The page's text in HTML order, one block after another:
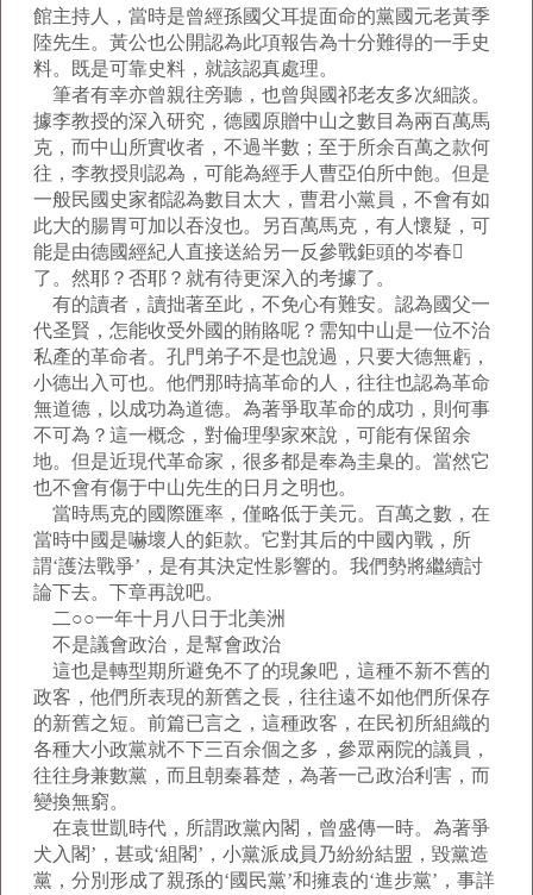
館主持人，當時是曾經孫國父耳提面命的黨國元老黃季
陸先生。黃公也公開認為此項報告為十分難得的一手史
料。既是可靠史料，就該認真處理。
筆者有幸亦曾親往旁聽，也曾與國祁老友多次細談。
據李教授的深入研究，德國原贈中山之數目為兩百萬馬
克，而中山所實收者，不過半數；至于所余百萬之款何
往，李教授則認為，可能為經手人曹亞伯所中飽。但是
一般民國史家都認為數目太大，曹君小黨員，不會有如
此大的腸胃可加以吞沒也。另百萬馬克，有人懷疑，可
能是由德國經紀人直接送給另一反參戰鉅頭的岑春
了。然耶？否耶？就有待更深入的考據了。
有的讀者，讀拙著至此，不免心有難安。認為國父一
代圣賢，怎能收受外國的賄賂呢？需知中山是一位不治
私產的革命者。孔門弟子不是也說過，只要大德無虧，
小德出入可也。他們那時搞革命的人，往往也認為革命
無道德，以成功為道德。為著爭取革命的成功，則何事
不可為？這一概念，對倫理學家來說，可能有保留余
地。但是近現代革命家，很多都是奉為圭臬的。當然它
也不會有傷于中山先生的日月之明也。
當時馬克的國際匯率，僅略低于美元。百萬之數，在
當時中國是嚇壞人的鉅款。它對其后的中國內戰，所
謂‘護法戰爭’，是有其決定性影響的。我們勢將繼續討
論下去。下章再說吧。
二○○一年十月八日于北美洲
不是議會政治，是幫會政治
這也是轉型期所避免不了的現象吧，這種不新不舊的
政客，他們所表現的新舊之長，往往遠不如他們所保存
的新舊之短。前篇已言之，這種政客，在民初所組織的
各種大小政黨就不下三百余個之多，參眾兩院的議員，
往往身兼數黨，而且朝秦暮楚，為著一己政治利害，而
變換無窮。
在袁世凱時代，所謂政黨內閣，曾盛傳一時。為著爭
犬入閣’，甚或‘組閣’，小黨派成員乃紛紛結盟，毀黨造
黨，分別形成了親孫的‘國民黨’和擁袁的‘進步黨’，事詳